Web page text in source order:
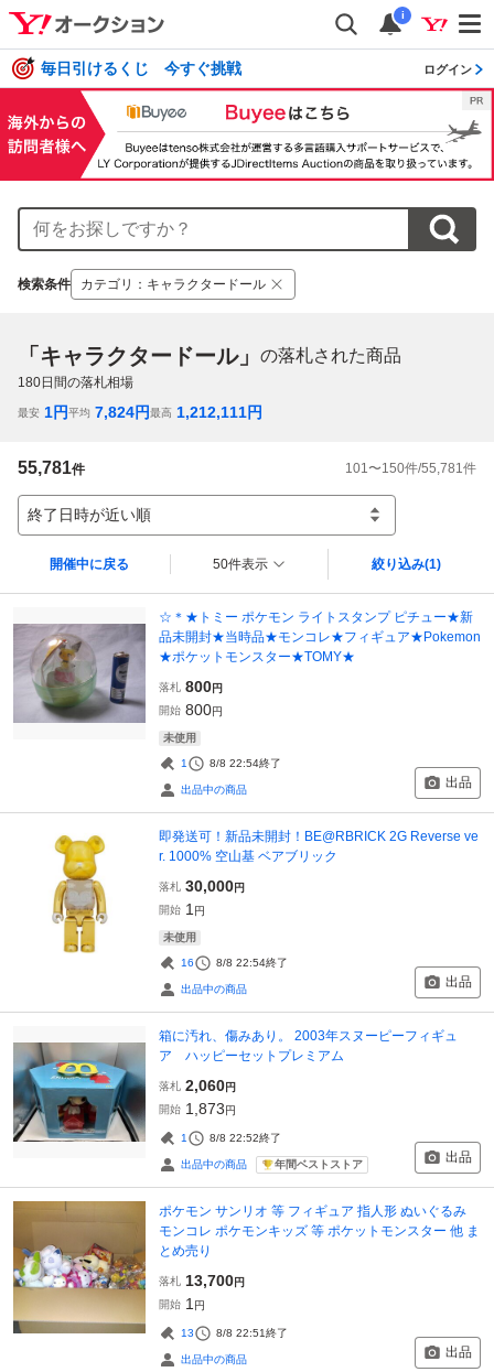
i
毎日引けるくじ 今すぐ挑戦 ログイン
検索条件 カテゴリ ： キャラクタードール
「キャラクタードール」 の落札された商品
180日間の落札相場
最安 1円平均 7,824円最高 1,212,111円
55,781件 101 〜150件/55,781 件
終了日時が近い順
開催中に戻る 50件表示 絞り込み(1)
☆＊★トミー ポケモン ライトスタンプ ピチュー★新
品未開封★当時品★モンコレ★フィギュア★Pokemon
★ポケットモンスター★TOMY★
落札 800円
開始 800円
未使用
1 8/8 22:54終了
出品中の商品 出品
即発送可！新品未開封！BE@RBRICK 2G Reverse ve
r. 1000% 空山基 ベアブリック
落札 30,000円
開始 1 円
未使用
16 8/8 22:54終了
出品中の商品 出品
箱に汚れ、傷みあり。 2003年スヌーピーフィギュ
ア ハッピーセットプレミアム
落札 2,060円
開始 1,873円
1 8/8 22:52終了
出品中の商品 年間ベストストア 出品
ポケモン サンリオ 等 フィギュア 指人形 ぬいぐるみ
モンコレ ポケモンキッズ 等 ポケットモンスター 他 ま
とめ売り
落札 13,700円
開始 1 円
13 8/8 22:51終了
出品中の商品 出品